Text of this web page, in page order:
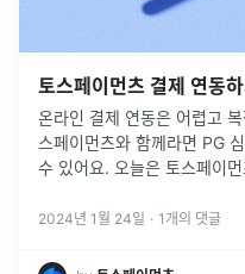
토스페이먼츠 결제 연동하
온라인 결제 연동은 어렵고
스페이먼츠와 함께라면 PG
수 있어요. 오늘은 토스페이
2024년 1월 24일 · 1 개의 댓글